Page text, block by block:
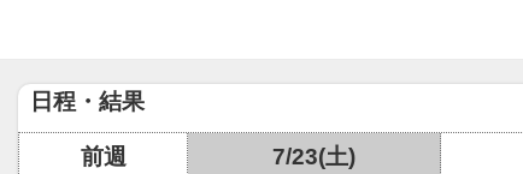
日程・結果
前週 7/23(土)